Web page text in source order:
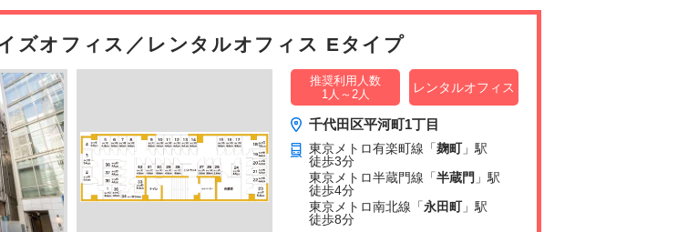
ズオフィス／レンタルオフィス Eタイプ
推奨利用人数
1人～2人
レンタルオフィス
千代田区平河町1丁目
東京メトロ有楽町線「麹町」駅
徒歩3分
東京メトロ半蔵門線「半蔵門 」駅
徒歩4分
東京メトロ南北線「永田町」駅
徒歩8分